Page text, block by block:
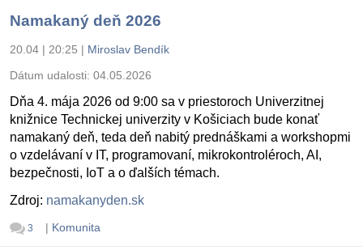
Namakaný deň 2026
20.04 | 20:25 | Miroslav Bendík
Dátum udalosti: 04.05.2026
Dňa 4. mája 2026 od 9:00 sa v priestoroch Univerzitnej
knižnice Technickej univerzity v Košiciach bude konať
namakaný deň, teda deň nabitý prednáškami a workshopmi
o vzdelávaní v IT, programovaní, mikrokontroléroch, AI,
bezpečnosti, IoT a o ďalších témach.
Zdroj: namakanyden.sk
3 | Komunita